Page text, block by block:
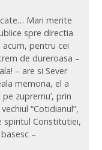
Mari merite
spre directia
pentru cei
de dureroasa –
– are si Sever
memoria, el a
zupremu’, prin
“Cotidianul”,
spiritul Constitutiei,
–